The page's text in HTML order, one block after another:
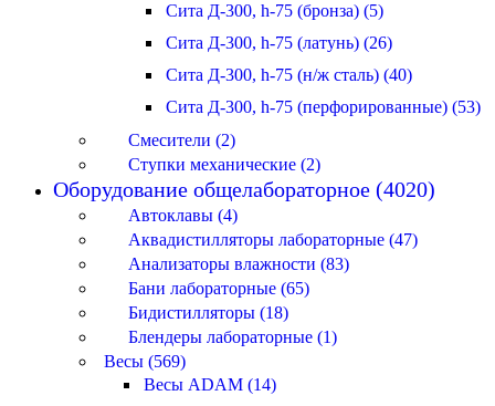
Сита Д-300, h-75 (бронза) (5)
Сита Д-300, h-75 (латунь) (26)
Сита Д-300, h-75 (н/ж сталь) (40)
Сита Д-300, h-75 (перфорированные) (53)
Смесители (2)
Ступки механические (2)
Оборудование общелабораторное (4020)
Автоклавы (4)
Аквадистилляторы лабораторные (47)
Анализаторы влажности (83)
Бани лабораторные (65)
Бидистилляторы (18)
Блендеры лабораторные (1)
Весы (569)
Весы ADAM (14)